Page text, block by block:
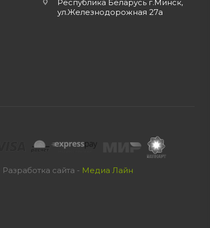
Республика Беларусь г.Минск,
ул.Железнодорожная 27а
Разработка сайта - Медиа Лайн